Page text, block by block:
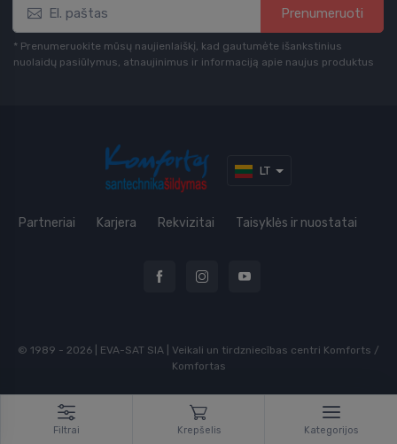
Prenumeruoti
* Prenumeruokite mūsų naujienlaiškį, kad gautumėte išankstinius
nuolaidų pasiūlymus, atnaujinimus ir informaciją apie naujus produktus
LT
Partneriai Karjera Rekvizitai Taisyklės ir nuostatai
© 1989 - 2026 | EVA-SAT SIA | Veikali un tirdzniecības centri Komforts /
Komfortas
Filtrai Krepšelis Kategorijos